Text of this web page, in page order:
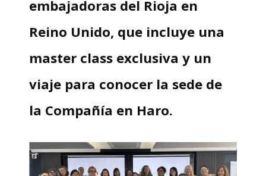
embajadoras del Rioja en
Reino Unido, que incluye una
master class exclusiva y un
viaje para conocer la sede de
la Compañía en Haro.